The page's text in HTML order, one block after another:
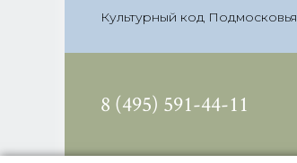
Культурный код Подмосковья
8 (495) 591-44-11